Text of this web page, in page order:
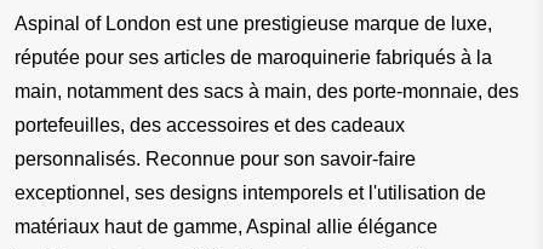
Aspinal of London est une prestigieuse marque de luxe,
réputée pour ses articles de maroquinerie fabriqués à la
main, notamment des sacs à main, des porte-monnaie, des
portefeuilles, des accessoires et des cadeaux
personnalisés. Reconnue pour son savoir-faire
exceptionnel, ses designs intemporels et l'utilisation de
matériaux haut de gamme, Aspinal allie élégance